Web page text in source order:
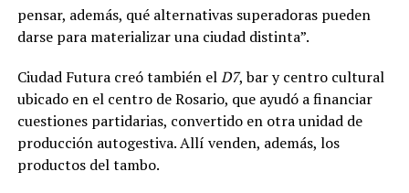
pensar, además, qué alternativas superadoras pueden
darse para materializar una ciudad distinta”.
Ciudad Futura creó también elD7, bar y centro cultural
ubicado en el centro de Rosario, que ayudó a financiar
cuestiones partidarias, convertido en otra unidad de
producción autogestiva. Allí venden, además, los
productos del tambo.